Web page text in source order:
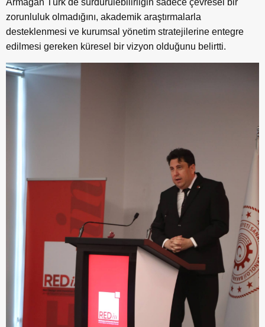
Armağan Türk de sürdürülebilirliğin sadece çevresel bir
zorunluluk olmadığını, akademik araştırmalarla
desteklenmesi ve kurumsal yönetim stratejilerine entegre
edilmesi gereken küresel bir vizyon olduğunu belirtti.